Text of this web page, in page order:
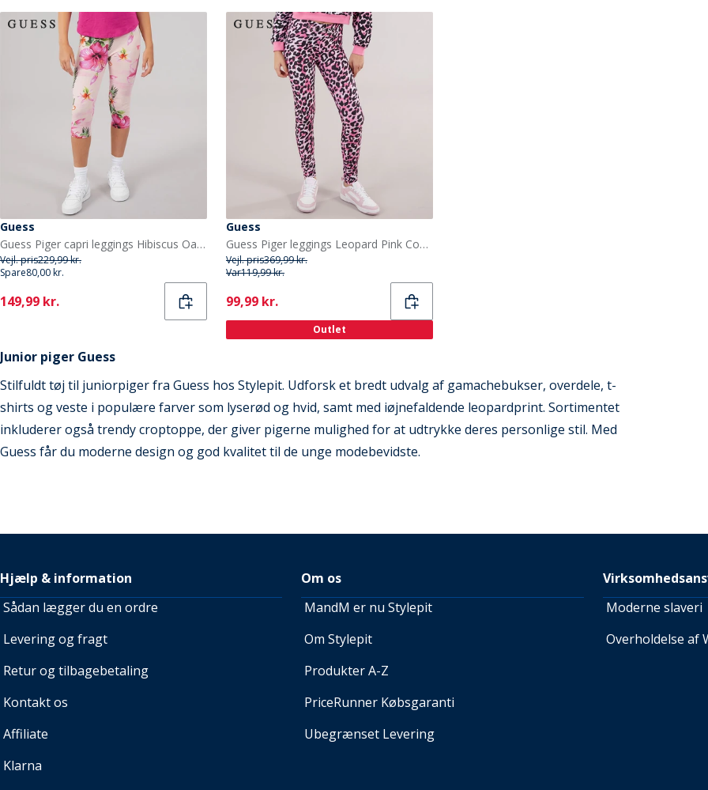
Guess
Guess Piger capri leggings Hibiscus Oasis
Vejl. pris229,99 kr.
Spare80,00 kr.
Current
149,99 kr.
Guess
Guess Piger leggings Leopard Pink Combo
Vejl. pris369,99 kr.
Var119,99 kr.
Current
99,99 kr.
Outlet
Junior piger Guess
Stilfuldt tøj til juniorpiger fra Guess hos Stylepit. Udforsk et bredt udvalg af gamachebukser, overdele, t-
shirts og veste i populære farver som lyserød og hvid, samt med iøjnefaldende leopardprint. Sortimentet
inkluderer også trendy croptoppe, der giver pigerne mulighed for at udtrykke deres personlige stil. Med
Guess får du moderne design og god kvalitet til de unge modebevidste.
Hjælp & information
Sådan lægger du en ordre
Levering og fragt
Retur og tilbagebetaling
Kontakt os
Affiliate
Klarna
Om os
MandM er nu Stylepit
Om Stylepit
Produkter A-Z
PriceRunner Købsgaranti
Ubegrænset Levering
Moderne slaveri
Overholdelse af